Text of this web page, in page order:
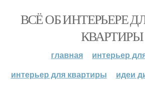
ВСЁ ОБ ИНТЕРЬЕРЕ
КВАРТИРЫ
главная
интерьер
интерьер для квартиры
идеи